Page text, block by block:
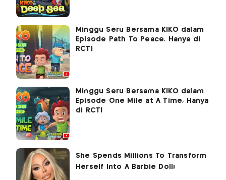
Minggu Seru Bersama KIKO dalam
Episode Path To Peace, Hanya di
RCTI
Minggu Seru Bersama KIKO dalam
Episode One Mile at A Time, Hanya
di RCTI